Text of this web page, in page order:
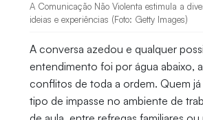
A Comunicação Não Violenta estimula a
ideias e experiências (Foto: Getty Images)
A conversa azedou e qualquer
entendimento foi por água abaixo,
conflitos de toda a ordem. Quem já
tipo de impasse no ambiente de